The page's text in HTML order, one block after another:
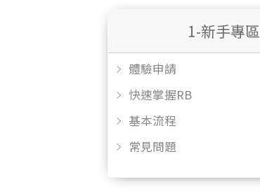
1-新手專區
體驗申請
快速掌握RB
基本流程
常見問題